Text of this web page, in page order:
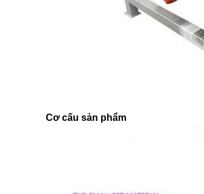
Cơ cấu sản phẩm